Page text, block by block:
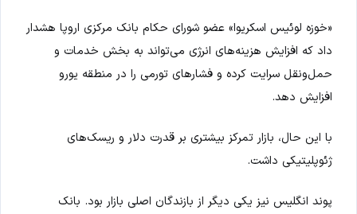
«خوزه لوئیس اسکریوا» عضو شورای حکام بانک مرکزی اروپا هشدار
داد که افزایش هزینه‌های انرژی می‌تواند به بخش خدمات و
حمل‌ونقل سرایت کرده و فشارهای تورمی را در منطقه یورو
افزایش دهد.
با این حال، بازار تمرکز بیشتری بر قدرت دلار و ریسک‌های
ژئوپلیتیکی داشت.
پوند انگلیس نیز یکی دیگر از بازندگان اصلی بازار بود. بانک